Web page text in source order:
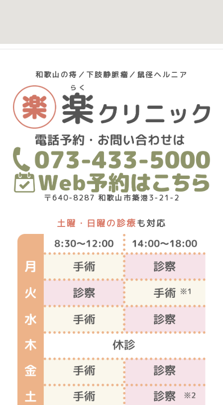
和歌山の痔／下肢静脈瘤／鼠径ヘルニア
〒640-8287 和歌山市築港3-21-2
土曜・日曜の診療も対応